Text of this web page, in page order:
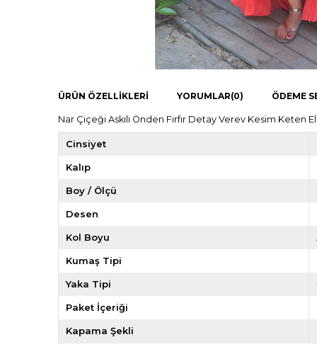
ÜRÜN ÖZELLIKLERI YORUMLAR(0) ÖDEME
Nar Çiçeği Askılı Önden Fırfır Detay Verev Kesim
Cinsiyet
Kalıp
Boy / Ölçü
Desen
Kol Boyu
Kumaş Tipi
Yaka Tipi
Paket İçeriği
Kapama Şekli